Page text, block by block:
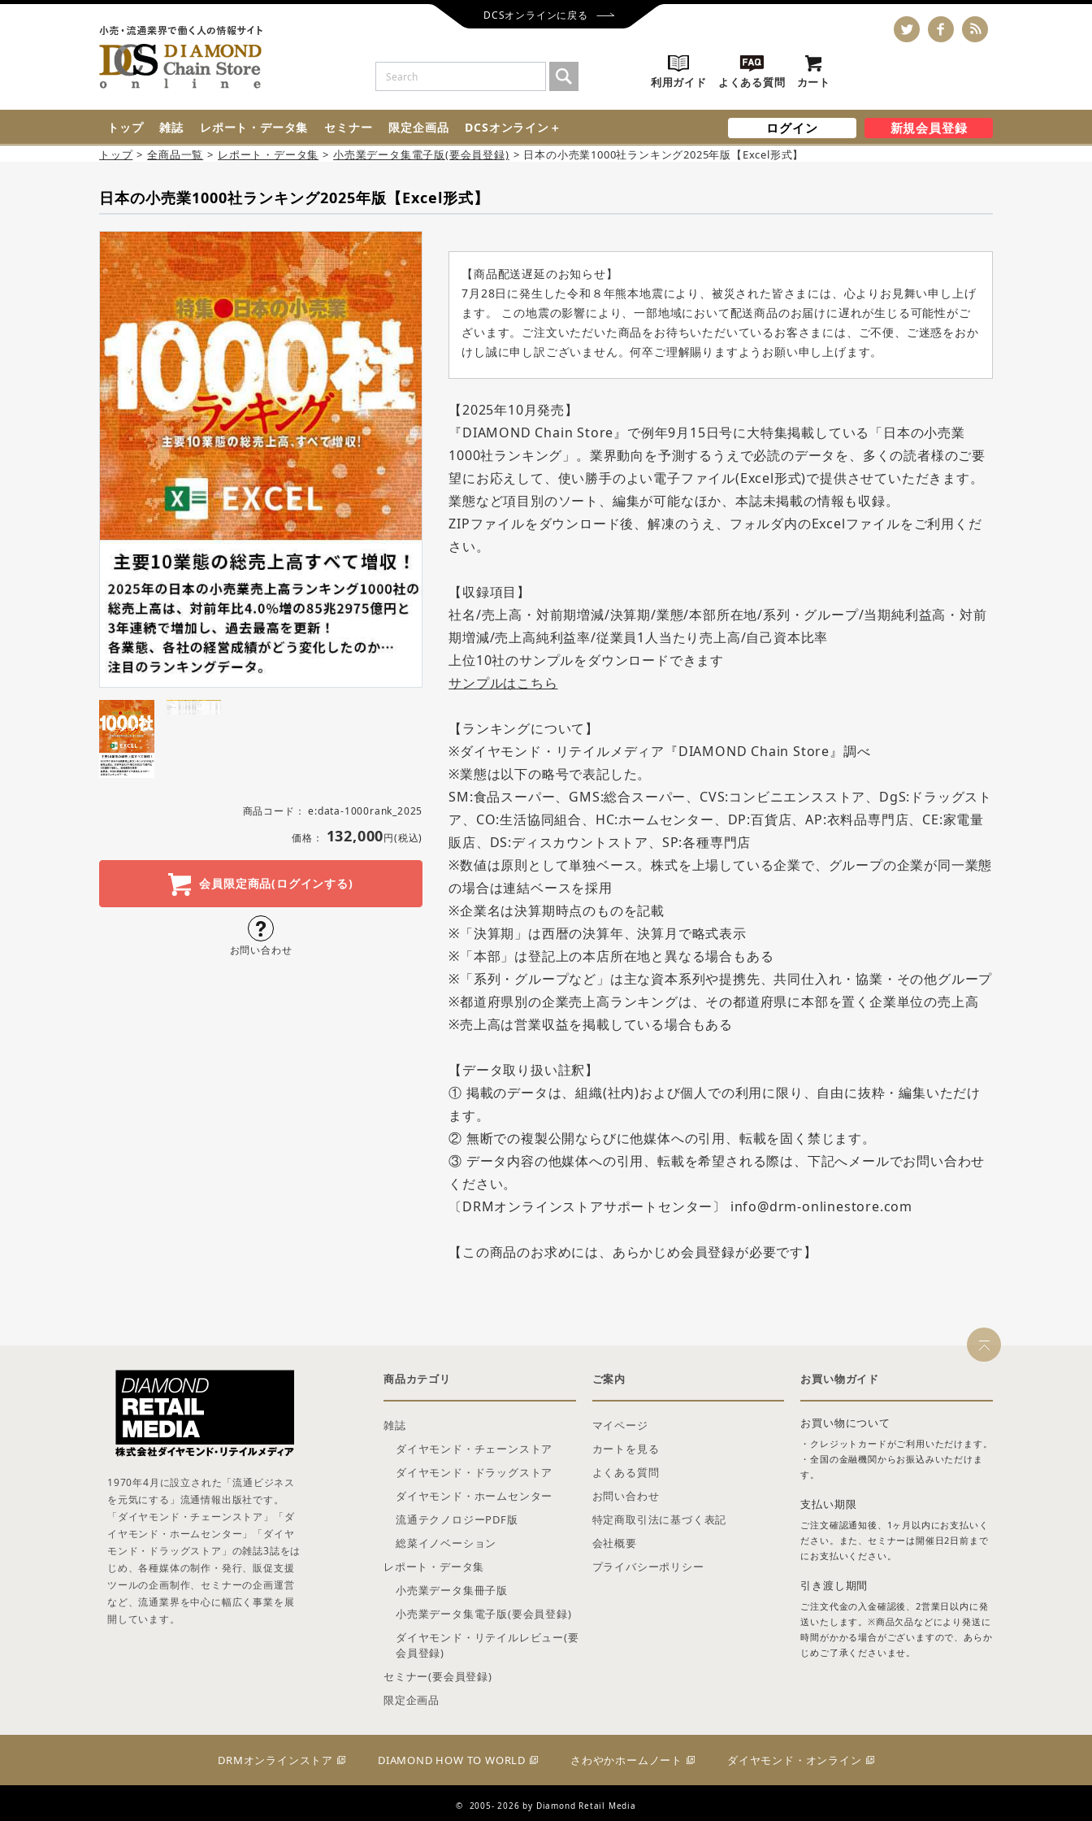
DCSオンラインに戻る
利用ガイド よくある質問 カート
トップ 雑誌 レポート・データ集 セミナー 限定企画品 DCSオンライン＋ ログイン 新規会員登録
トップ 全商品一覧 レポート・データ集 小売業データ集電子版(要会員登録) 日本の小売業1000社ランキング2025年版【Excel形式】
日本の小売業1000社ランキング2025年版【Excel形式】
商品コード：e:data-1000rank_2025
価格： 132,000円(税込)
会員限定商品(ログインする)
お問い合わせ
【商品配送遅延のお知らせ】
7月28日に発生した令和８年熊本地震により、被災された皆さまには、心よりお見舞い申し上げ
ます。 この地震の影響により、一部地域において配送商品のお届けに遅れが生じる可能性がご
ざいます。ご注文いただいた商品をお待ちいただいているお客さまには、ご不便、ご迷惑をおか
けし誠に申し訳ございません。何卒ご理解賜りますようお願い申し上げます。
【2025年10月発売】
『DIAMOND Chain Store』で例年9月15日号に大特集掲載している「日本の小売業
1000社ランキング」。業界動向を予測するうえで必読のデータを、多くの読者様のご要
望にお応えして、使い勝手のよい電子ファイル(Excel形式)で提供させていただきます。
業態など項目別のソート、編集が可能なほか、本誌未掲載の情報も収録。
ZIPファイルをダウンロード後、解凍のうえ、フォルダ内のExcelファイルをご利用くだ
さい。
【収録項目】
社名/売上高・対前期増減/決算期/業態/本部所在地/系列・グループ/当期純利益高・対前
期増減/売上高純利益率/従業員1人当たり売上高/自己資本比率
上位10社のサンプルをダウンロードできます
サンプルはこちら
【ランキングについて】
※ダイヤモンド・リテイルメディア『DIAMOND Chain Store』調べ
※業態は以下の略号で表記した。
SM:食品スーパー、GMS:総合スーパー、CVS:コンビニエンスストア、DgS:ドラッグスト
ア、CO:生活協同組合、HC:ホームセンター、DP:百貨店、AP:衣料品専門店、CE:家電量
販店、DS:ディスカウントストア、SP:各種専門店
※数値は原則として単独ベース。株式を上場している企業で、グループの企業が同一業態
の場合は連結ベースを採用
※企業名は決算期時点のものを記載
※「決算期」は西暦の決算年、決算月で略式表示
※「本部」は登記上の本店所在地と異なる場合もある
※「系列・グループなど」は主な資本系列や提携先、共同仕入れ・協業・その他グループ
※都道府県別の企業売上高ランキングは、その都道府県に本部を置く企業単位の売上高
※売上高は営業収益を掲載している場合もある
【データ取り扱い註釈】
① 掲載のデータは、組織(社内)および個人での利用に限り、自由に抜粋・編集いただけ
ます。
② 無断での複製公開ならびに他媒体への引用、転載を固く禁じます。
③ データ内容の他媒体への引用、転載を希望される際は、下記へメールでお問い合わせ
ください。
〔DRMオンラインストアサポートセンター〕 info@drm-onlinestore.com
【この商品のお求めには、あらかじめ会員登録が必要です】
商品カテゴリ
雑誌
ダイヤモンド・チェーンストア
ダイヤモンド・ドラッグストア
ダイヤモンド・ホームセンター
流通テクノロジーPDF版
総菜イノベーション
レポート・データ集
小売業データ集冊子版
小売業データ集電子版(要会員登録)
ダイヤモンド・リテイルレビュー(要
会員登録)
セミナー(要会員登録)
限定企画品
ご案内
マイページ
カートを見る
よくある質問
お問い合わせ
特定商取引法に基づく表記
会社概要
プライバシーポリシー
お買い物ガイド
お買い物について
・クレジットカードがご利用いただけます。
・全国の金融機関からお振込みいただけま
す。
支払い期限
ご注文確認通知後、1ヶ月以内にお支払いく
ださい。また、セミナーは開催日2日前まで
にお支払いください。
引き渡し期間
ご注文代金の入金確認後、2営業日以内に発
送いたします。※商品欠品などにより発送に
時間がかかる場合がございますので、あらか
じめご了承くださいませ。
1970年4月に設立された「流通ビジネス
を元気にする」流通情報出版社です。
「ダイヤモンド・チェーンストア」「ダ
イヤモンド・ホームセンター」「ダイヤ
モンド・ドラッグストア」の雑誌3誌をは
じめ、各種媒体の制作・発行、販促支援
ツールの企画制作、セミナーの企画運営
など、流通業界を中心に幅広く事業を展
開しています。
DRMオンラインストア DIAMOND HOW TO WORLD さわやかホームノート ダイヤモンド・オンライン
© 2005- 2026 by Diamond Retail Media